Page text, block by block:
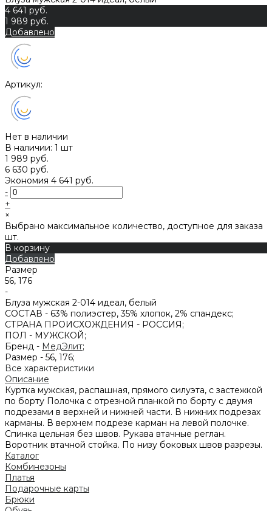
4 641 руб.
1 989 руб.
Добавлено
Артикул:
Нет в наличии
В наличии: 1 шт
1 989 руб.
6 630 руб.
Экономия 4 641 руб.
-
+
×
Выбрано максимальное количество, доступное для заказа
шт.
В корзину
Добавлено
Размер
56, 176
-
Блуза мужская 2-014 идеал, белый
СОСТАВ - 63% полиэстер, 35% хлопок, 2% спандекс;
СТРАНА ПРОИСХОЖДЕНИЯ - РОССИЯ;
ПОЛ - МУЖСКОЙ;
Бренд - МедЭлит;
Размер - 56, 176;
Все характеристики
Описание
Куртка мужская, распашная, прямого силуэта, с застежкой
по борту Полочка с отрезной планкой по борту с двумя
подрезами в верхней и нижней части. В нижних подрезах
карманы. В верхнем подрезе карман на левой полочке.
Спинка цельная без швов. Рукава втачные реглан.
Воротник втачной стойка. По низу боковых швов разрезы.
Каталог
Комбинезоны
Платья
Подарочные карты
Брюки